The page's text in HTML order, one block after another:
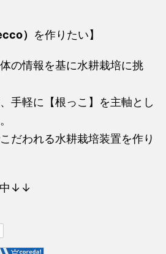
） を作りたい】
の情報を基に水耕栽培に挑
手軽に【根っこ】を主軸とし
だわれる水耕栽培装置を作り
中↓↓